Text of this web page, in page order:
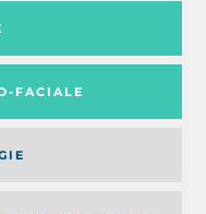
FACIALE